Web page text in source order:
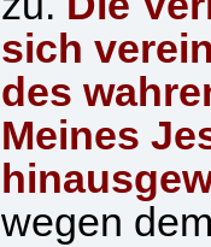
sich
des
Meines
wegen